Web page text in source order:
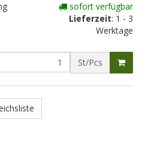
sofort verfügbar
Lieferzeit: 1 - 3
Werktage
St/Pcs